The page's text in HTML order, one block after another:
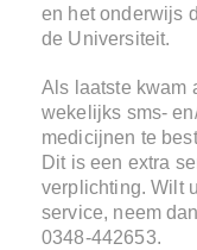
en het onderwijs
de Universiteit.
Als laatste kwam
wekelijks sms-
medicijnen te
Dit is een extra
verplichting. Wilt
service, neem
0348-442653.